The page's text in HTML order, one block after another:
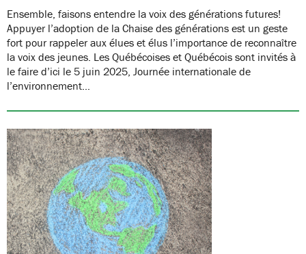
Ensemble, faisons entendre la voix des générations futures!
Appuyer l’adoption de la Chaise des générations est un geste
fort pour rappeler aux élues et élus l’importance de reconnaître
la voix des jeunes. Les Québécoises et Québécois sont invités à
le faire d’ici le 5 juin 2025, Journée internationale de
l’environnement…